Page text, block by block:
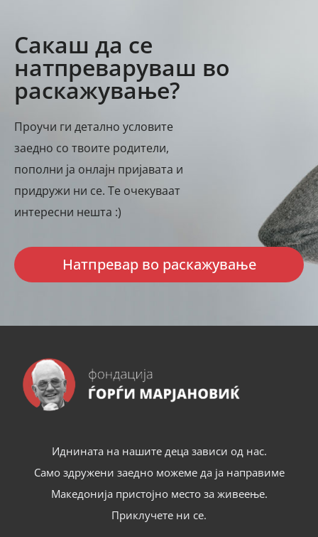
Сакаш да се
натпреваруваш во
раскажување?
Проучи ги детално условите
заедно со твоите родители,
пополни ја онлајн пријавата и
придружи ни се. Те очекуваат
интересни нешта :)
Натпревар во раскажување
Иднината на нашите деца зависи од нас.
Само здружени заедно можеме да ја направиме
Македонија пристојно место за живеење.
Приклучете ни се.